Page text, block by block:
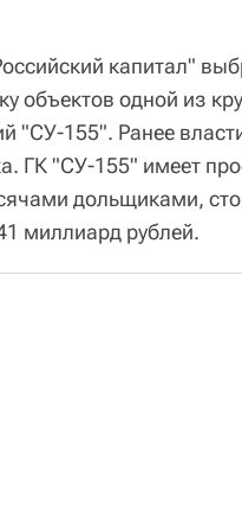
капитал"
объектов одной из
"СУ-155". Ранее
ГК "СУ-155" имеет
дольщиками,
миллиард рублей.